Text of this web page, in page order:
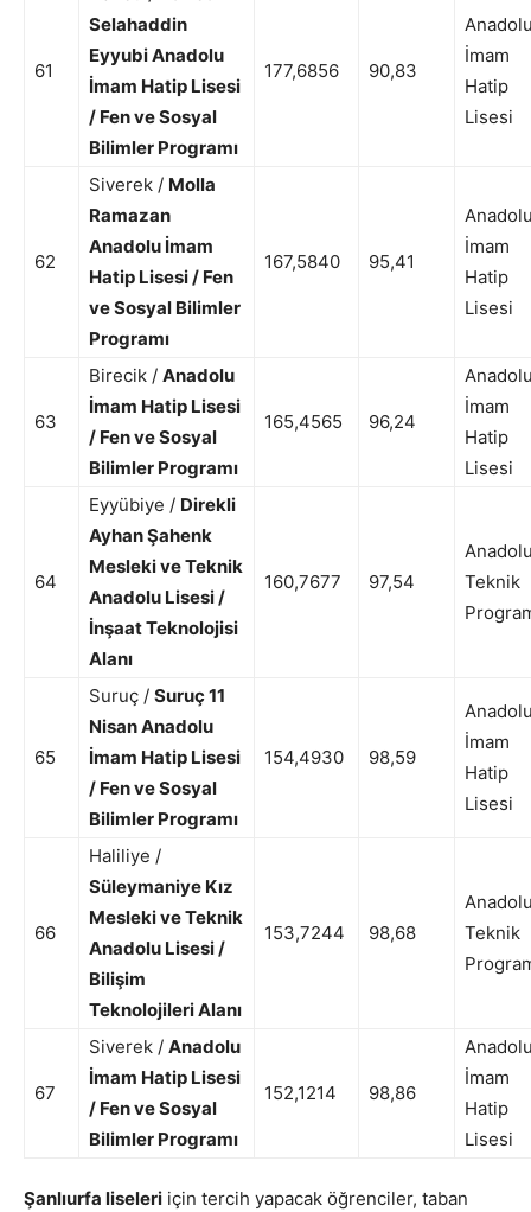
61
Selahaddin
Eyyubi Anadolu
İmam Hatip Lisesi
/ Fen ve Sosyal
Bilimler Programı
177,6856 90,83
İmam
Hatip
Lisesi
62
Siverek / Molla
Ramazan
Anadolu İmam
Hatip Lisesi / Fen
ve Sosyal Bilimler
Programı
167,5840 95,41
İmam
Hatip
Lisesi
63
Birecik / Anadolu
İmam Hatip Lisesi
/ Fen ve Sosyal
Bilimler Programı
165,4565 96,24
İmam
Hatip
Lisesi
64
Eyyübiye / Direkli
Ayhan Şahenk
Mesleki ve Teknik
Anadolu Lisesi /
İnşaat Teknolojisi
Alanı
160,7677 97,54
Teknik
65
Suruç / Suruç 11
Nisan Anadolu
İmam Hatip Lisesi
/ Fen ve Sosyal
Bilimler Programı
154,4930 98,59
İmam
Hatip
Lisesi
66
Haliliye /
Süleymaniye Kız
Mesleki ve Teknik
Anadolu Lisesi /
Bilişim
Teknolojileri Alanı
153,7244 98,68
Teknik
67
Siverek / Anadolu
İmam Hatip Lisesi
/ Fen ve Sosyal
Bilimler Programı
152,1214 98,86
İmam
Hatip
Lisesi
Şanlıurfa liseleri için tercih yapacak öğrenciler, taban